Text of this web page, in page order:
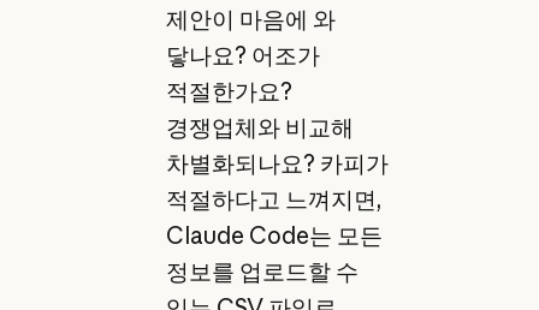
제안이 마음에 와
닿나요? 어조가
적절한가요?
경쟁업체와 비교해
차별화되나요? 카피가
적절하다고 느껴지면,
Claude Code는 모든
정보를 업로드할 수